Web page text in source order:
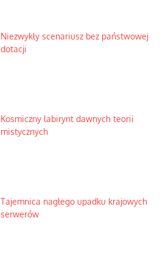
Niezwykły scenariusz bez państwowej
dotacji
Kosmiczny labirynt dawnych teorii
mistycznych
Tajemnica nagłego upadku krajowych
serwerów